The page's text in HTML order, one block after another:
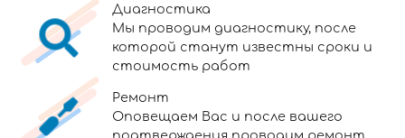
Диагностика
Мы проводим диагностику, после
которой станут известны сроки и
стоимость работ
Ремонт
Оповещаем Вас и после вашего
подтверждения проводим ремонт